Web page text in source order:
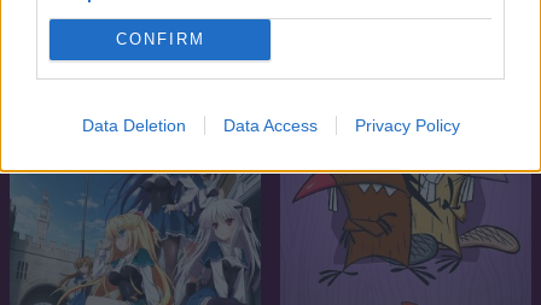
CONFIRM
Data Deletion Data Access Privacy Policy
Winx Club
SOROZAT SOROZAT